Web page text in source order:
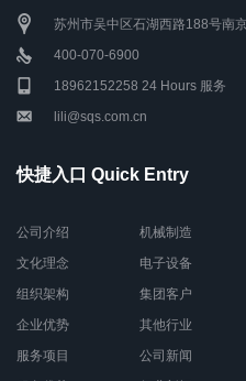
苏州市吴中区石湖西路188号南
400-070-6900
18962152258 24 Hours 服务
lili@sqs.com.cn
快捷入口 Quick Entry
公司介绍
文化理念
组织架构
企业优势
服务项目
机械制造
电子设备
集团客户
其他行业
公司新闻